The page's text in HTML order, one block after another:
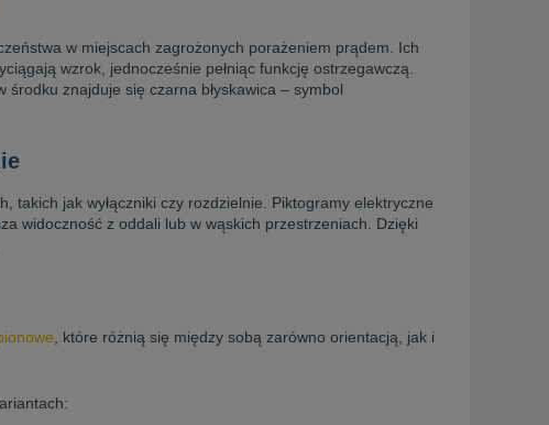
w miejscach zagrożonych porażeniem prądem. Ich
wzrok, jednocześnie pełniąc funkcję ostrzegawczą.
znajduje się czarna błyskawica – symbol
takich jak wyłączniki czy rozdzielnie. Piktogramy elektryczne
widoczność z oddali lub w wąskich przestrzeniach. Dzięki
, które różnią się między sobą zarówno orientacją, jak i